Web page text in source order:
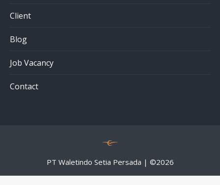
Client
Blog
Job Vacancy
Contact
PT Waletindo Setia Persada | ©2026